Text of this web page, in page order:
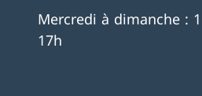
Mercredi à dimanche :
17h